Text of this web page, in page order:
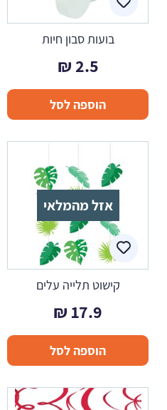
בועות סבון חיות
2.5
₪
הוספה לסל
אזל מהמלאי
קישוט תלייה עלים
17.9
₪
הוספה לסל